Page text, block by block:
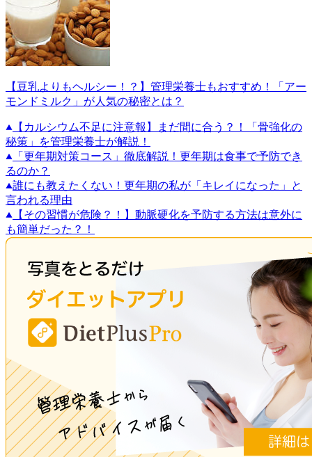
【豆乳よりもヘルシー！？】管理栄養士もおすすめ！「アー
モンドミルク」が人気の秘密とは？
【カルシウム不足に注意報】まだ間に合う？！「骨強化の
秘策」を管理栄養士が解説！
「更年期対策コース」徹底解説！更年期は食事で予防でき
るのか？
誰にも教えたくない！更年期の私が「キレイになった」と
言われる理由
【その習慣が危険？！】動脈硬化を予防する方法は意外に
も簡単だった？！